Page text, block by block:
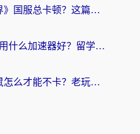
海外玩《我的世界》国服总卡顿？这篇我的世界游戏加速器指南帮你解决所有问题
在欧洲打300英雄用什么加速器好？留学生亲测有效的解决方案来了
在国外打猫和老鼠怎么才能不卡？老玩家亲测的终极加速指南